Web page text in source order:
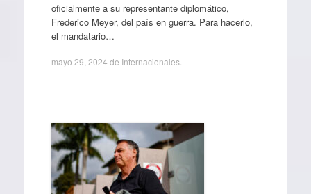
oficialmente a su representante diplomático,
Frederico Meyer, del país en guerra. Para hacerlo,
el mandatario…
mayo 29, 2024 de Internacionales.